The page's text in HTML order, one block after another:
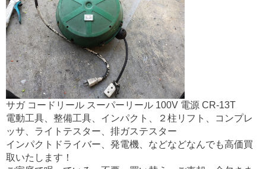
サガ コードリール スーパーリール 100V 電源 CR-13T
電動工具、整備工具、インパクト、２柱リフト、コンプレ
ッサ、ライトテスター、排ガステスター
インパクトドライバー、発電機、などなどなんでも高価買
取いたします！